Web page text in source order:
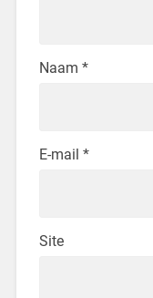
Naam *
E-mail *
Site